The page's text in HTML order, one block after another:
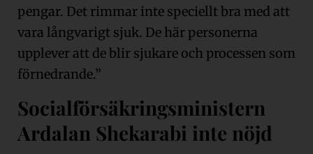
pengar. Det rimmar inte speciellt bra med att
vara långvarigt sjuk. De här personerna
upplever att de blir sjukare och processen som
förnedrande.”
Socialförsäkringsministern
Ardalan Shekarabi inte nöjd